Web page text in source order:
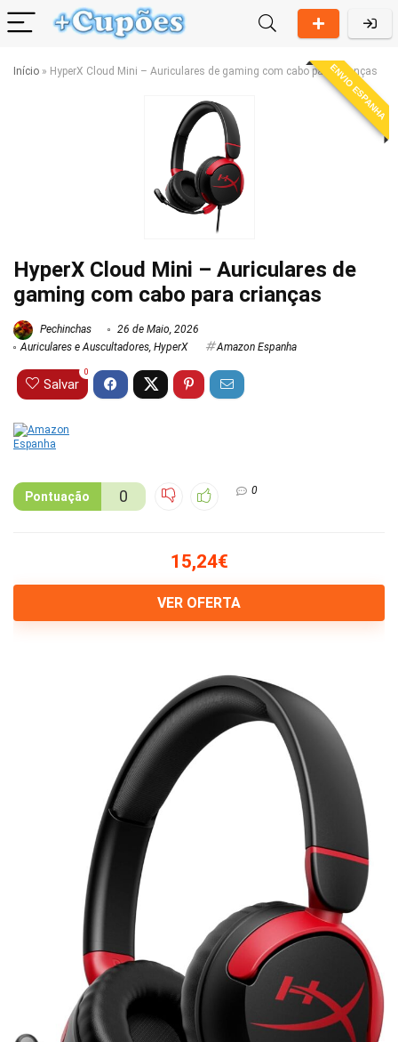
Início » HyperX Cloud Mini – Auriculares de gaming com cabo para crianças
ENVIO ESPANHA
HyperX Cloud Mini – Auriculares de
gaming com cabo para crianças
Pechinchas
26 de Maio, 2026
Auriculares e Auscultadores HyperX Amazon Espanha
Salvar
0
Pontuação 0 0
15,24€
VER OFERTA